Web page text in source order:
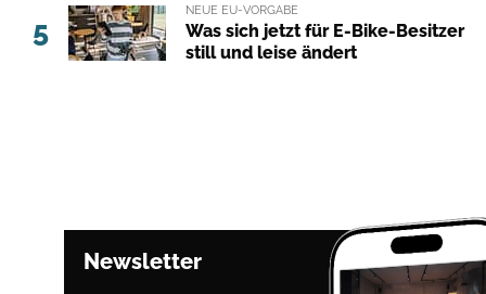
5
NEUE EU-VORGABE
Was sich jetzt für E-Bike-Besitzer
still und leise ändert
Newsletter